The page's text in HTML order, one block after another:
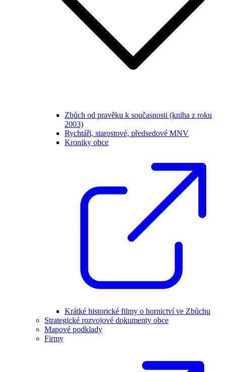
Zbůch od pravěku k současnosti (kniha z roku
2003)
Rychtáři, starostové, předsedové MNV
Kroniky obce
Krátké historické filmy o hornictví ve Zbůchu
Strategické rozvojové dokumenty obce
Mapové podklady
Firmy